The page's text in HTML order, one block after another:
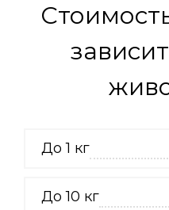
До 1 кг
До 10 кг